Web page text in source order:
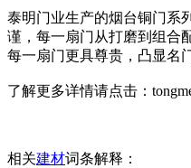
泰明门业生产的烟台铜门系
谨，每一扇门从打磨到组合
每一扇门更具尊贵，凸显
了解更多详情请点击：
相关建材词条解释：